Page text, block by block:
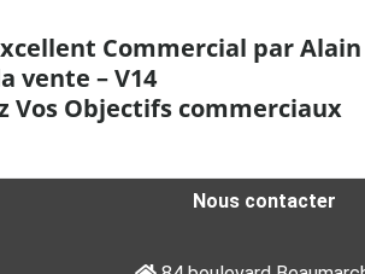
Commercial par Alain
vente – V14
Vos Objectifs commerciaux
Nous contacter